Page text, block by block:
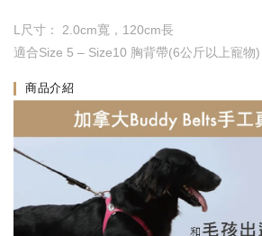
L尺寸： 2.0cm寬，120cm長
適合Size 5 – Size10 胸背帶(6公斤以上寵物)
商品介紹